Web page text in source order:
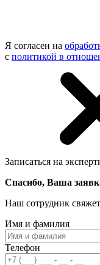
Я согласен на
с политикой в
Записаться на
Спасибо, Ваша
Наш сотрудник
Имя и фамилия
Телефон